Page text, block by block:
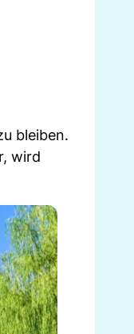
bleiben.
wird